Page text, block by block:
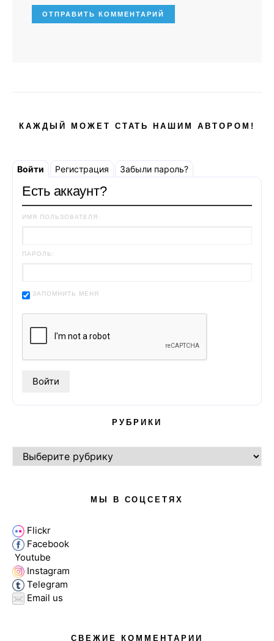
КАЖДЫЙ МОЖЕТ СТАТЬ НАШИМ АВТОРОМ!
Войти Регистрация Забыли пароль?
Есть аккаунт?
ИМЯ ПОЛЬЗОВАТЕЛЯ:
ПАРОЛЬ:
ЗАПОМНИТЬ МЕНЯ
РУБРИКИ
МЫ В СОЦСЕТЯХ
Flickr
Facebook
Youtube
Instagram
Telegram
Email us
СВЕЖИЕ КОММЕНТАРИИ